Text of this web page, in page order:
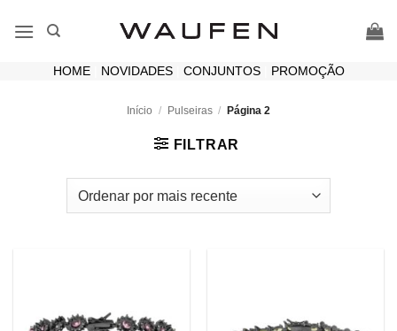
HOME| NOVIDADES| CONJUNTOS| PROMOÇÃO
Início / Pulseiras / Página 2
FILTRAR